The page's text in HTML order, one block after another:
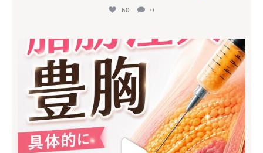
60 0
mycli.honda
7月 8